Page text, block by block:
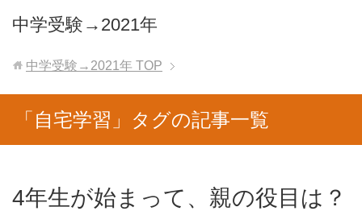
中学受験→2021年
中学受験→2021年 TOP
「自宅学習」タグの記事一覧
4年生が始まって、親の役目は？